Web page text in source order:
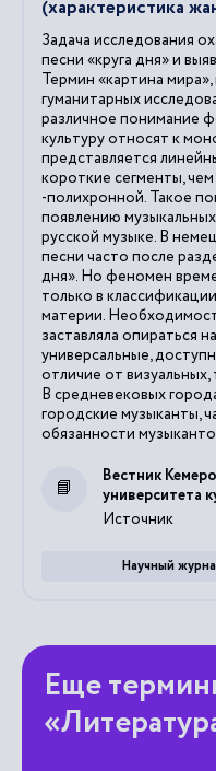
(характеристика
Задача исследования
песни «круга дня» и
Термин «картина
гуманитарных
различное понимание
культуру относят к
представляется
короткие сегменты,
-полихронной. Такое
появлению
русской музыке. В
песни часто после
дня». Но феномен
только в
материи.
заставляла опираться
универсальные,
отличие от визуальных,
В средневековых
городские музыканты,
обязанности
Источник
Вестник
университета
Научный
Еще